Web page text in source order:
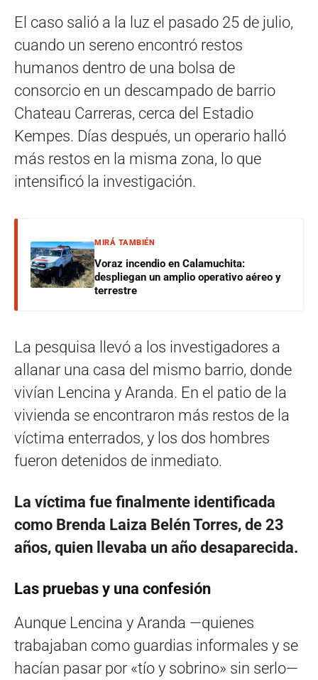
El caso salió a la luz el pasado 25 de julio,
cuando un sereno encontró restos
humanos dentro de una bolsa de
consorcio en un descampado de barrio
Chateau Carreras, cerca del Estadio
Kempes. Días después, un operario halló
más restos en la misma zona, lo que
intensificó la investigación.
MIRÁ TAMBIÉN
Voraz incendio en Calamuchita:
despliegan un amplio operativo aéreo y
terrestre
La pesquisa llevó a los investigadores a
allanar una casa del mismo barrio, donde
vivían Lencina y Aranda. En el patio de la
vivienda se encontraron más restos de la
víctima enterrados, y los dos hombres
fueron detenidos de inmediato.
La víctima fue finalmente identificada
como Brenda Laiza Belén Torres, de 23
años, quien llevaba un año desaparecida.
Las pruebas y una confesión
Aunque Lencina y Aranda —quienes
trabajaban como guardias informales y se
hacían pasar por «tío y sobrino» sin serlo—